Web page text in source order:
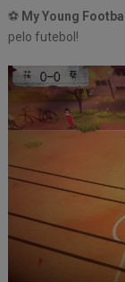
⚽ My Young
pelo futebol!